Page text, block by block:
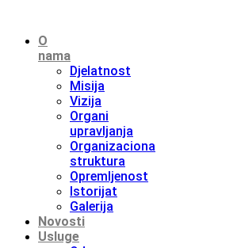
O
nama
Djelatnost
Misija
Vizija
Organi
upravljanja
Organizaciona
struktura
Opremljenost
Istorijat
Galerija
Novosti
Usluge